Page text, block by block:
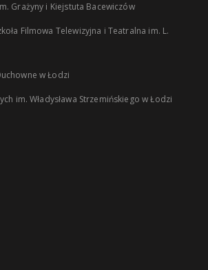
Grażyny i Kiejstuta Bacewiczów
Filmowa Telewizyjna i Teatralna im. L.
w Łodzi
im. Władysława Strzemińskiego w Łodzi